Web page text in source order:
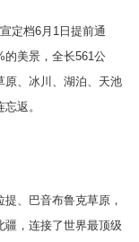
定档6月1日提前通
的美景，全长561公
原、冰川、湖泊、天池
返。
、巴音布鲁克草原，
疆，连接了世界最顶级